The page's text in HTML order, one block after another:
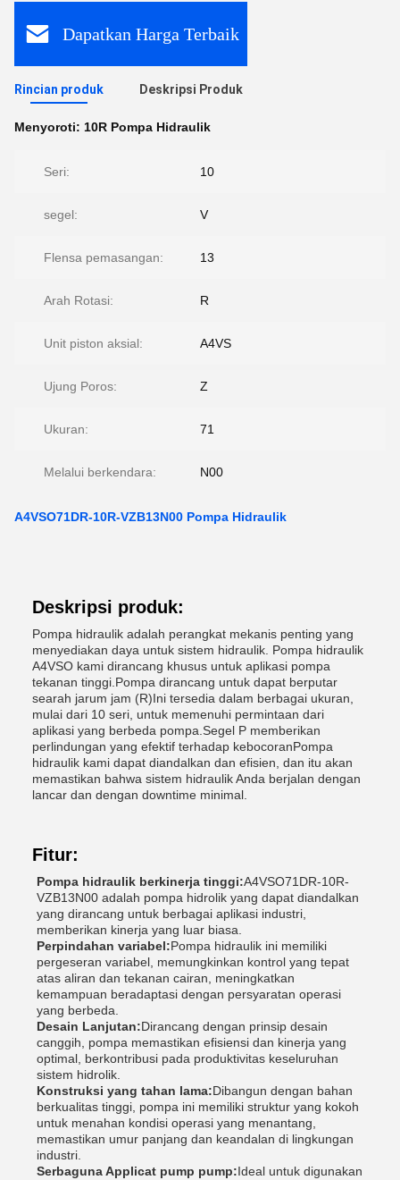
Dapatkan Harga Terbaik
Rincian produk Deskripsi Produk
Menyoroti: 10R Pompa Hidraulik
Seri: 10
segel: V
Flensa pemasangan: 13
Arah Rotasi: R
Unit piston aksial: A4VS
Ujung Poros: Z
Ukuran: 71
Melalui berkendara: N00
A4VSO71DR-10R-VZB13N00 Pompa Hidraulik
Deskripsi produk:
Pompa hidraulik adalah perangkat mekanis penting yang
menyediakan daya untuk sistem hidraulik. Pompa hidraulik
A4VSO kami dirancang khusus untuk aplikasi pompa
tekanan tinggi.Pompa dirancang untuk dapat berputar
searah jarum jam (R)Ini tersedia dalam berbagai ukuran,
mulai dari 10 seri, untuk memenuhi permintaan dari
aplikasi yang berbeda pompa.Segel P memberikan
perlindungan yang efektif terhadap kebocoranPompa
hidraulik kami dapat diandalkan dan efisien, dan itu akan
memastikan bahwa sistem hidraulik Anda berjalan dengan
lancar dan dengan downtime minimal.
Fitur:
Pompa hidraulik berkinerja tinggi:A4VSO71DR-10R-
VZB13N00 adalah pompa hidrolik yang dapat diandalkan
yang dirancang untuk berbagai aplikasi industri,
memberikan kinerja yang luar biasa.
Perpindahan variabel:Pompa hidraulik ini memiliki
pergeseran variabel, memungkinkan kontrol yang tepat
atas aliran dan tekanan cairan, meningkatkan
kemampuan beradaptasi dengan persyaratan operasi
yang berbeda.
Desain Lanjutan:Dirancang dengan prinsip desain
canggih, pompa memastikan efisiensi dan kinerja yang
optimal, berkontribusi pada produktivitas keseluruhan
sistem hidrolik.
Konstruksi yang tahan lama:Dibangun dengan bahan
berkualitas tinggi, pompa ini memiliki struktur yang kokoh
untuk menahan kondisi operasi yang menantang,
memastikan umur panjang dan keandalan di lingkungan
industri.
Serbaguna Applicat pump pump:Ideal untuk digunakan